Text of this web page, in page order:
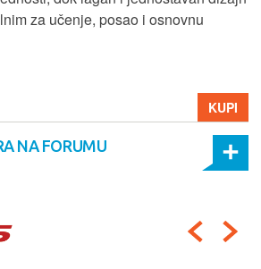
za učenje, posao i osnovnu
KUPI
NA FORUMU